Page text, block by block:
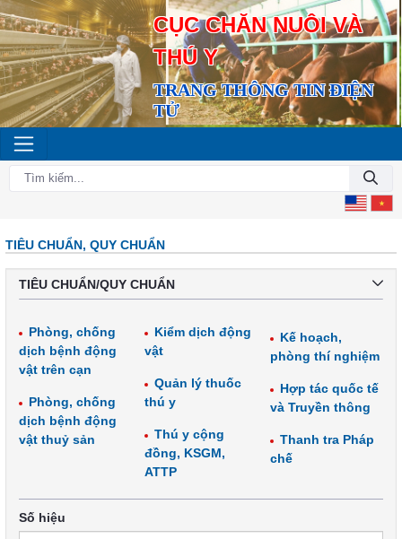
CỤC CHĂN NUÔI VÀ
THÚ Y
TRANG THÔNG TIN ĐIỆN
TỬ
TIÊU CHUẨN, QUY CHUẨN
TIÊU CHUẨN/QUY CHUẨN
Phòng, chống
dịch bệnh động
vật trên cạn
Phòng, chống
dịch bệnh động
vật thuỷ sản
Kiểm dịch động
vật
Quản lý thuốc
thú y
Thú y cộng
đồng, KSGM,
ATTP
Kế hoạch,
phòng thí nghiệm
Hợp tác quốc tế
và Truyền thông
Thanh tra Pháp
chế
Số hiệu